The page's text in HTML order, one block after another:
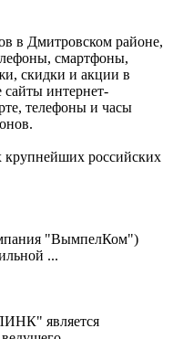
в Дмитровском районе,
смартфоны,
скидки и акции в
интернет-
телефоны и часы
российских
"ВымпелКом")
...
является